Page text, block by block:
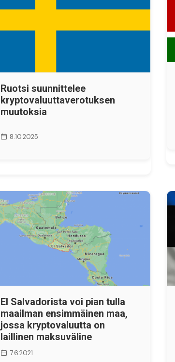
Ruotsi suunnittelee
kryptovaluuttaverotuksen
muutoksia
8.10.2025
El Salvadorista voi pian tulla
maailman ensimmäinen maa,
jossa kryptovaluutta on
laillinen maksuväline
7.6.2021